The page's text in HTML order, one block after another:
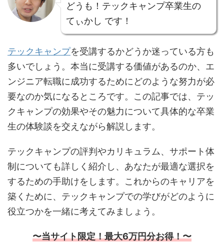
どうも！テックキャンプ卒業生の
てぃかし です！
テックキャンプを受講するかどうか迷っている方も
多いでしょう。本当に受講する価値があるのか、エ
ンジニア転職に成功するためにどのような努力が必
要なのか気になるところです。この記事では、テッ
クキャンプの効果やその魅力について具体的な卒業
生の体験談を交えながら解説します。
テックキャンプの評判やカリキュラム、サポート体
制についても詳しく紹介し、あなたが最適な選択を
するための手助けをします。これからのキャリアを
築くために、テックキャンプでの学びがどのように
役立つかを一緒に考えてみましょう。
〜当サイト限定！最大6万円分お得！〜